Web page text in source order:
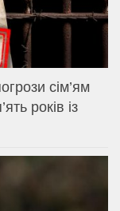
сім’ям
років із